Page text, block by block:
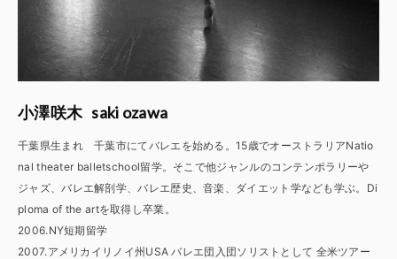
小澤咲木 saki ozawa
千葉県生まれ 千葉市にてバレエを始める。15歳でオーストラリアNatio
nal theater balletschool留学。そこで他ジャンルのコンテンポラリーや
ジャズ、バレエ解剖学、バレエ歴史、音楽、ダイエット学なども学ぶ。Di
ploma of the artを取得し卒業。
2006.NY短期留学
2007.アメリカイリノイ州USA バレエ団入団ソリストとして 全米ツアー